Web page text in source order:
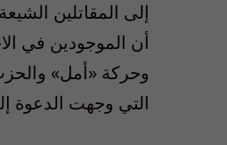
إلى المقاتلين
أن الموجودين في
وحركة «أمل»
التي وجهت الدعوة